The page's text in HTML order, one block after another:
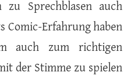
Sprechblasen auch
Comic-Erfahrung haben
auch zum richtigen
der Stimme zu spielen